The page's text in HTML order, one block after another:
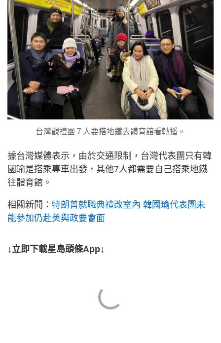
台灣觀禮團７人要搭地鐵去體育館看轉播。
據台灣媒體表示，由於交通限制，台灣代表團只有韓
國瑜是搭乘專車出發，其他7人都需要自己搭乘地鐵
往體育館。
相關新聞： 特朗普就職典禮改室內 韓國瑜代表團未
能參加仍赴美與政要會面
↓立即下載星島頭條App↓